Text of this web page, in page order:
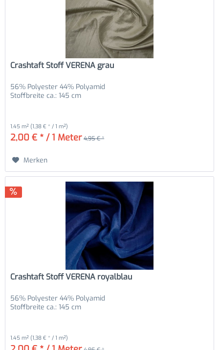
Crashtaft Stoff VERENA grau
56% Polyester 44% Polyamid
Stoffbreite ca.: 145 cm
1.45 m² (1,38 € * / 1 m²)
2,00 € * / 1 Meter 4,95 € *
Merken
Crashtaft Stoff VERENA royalblau
56% Polyester 44% Polyamid
Stoffbreite ca.: 145 cm
1.45 m² (1,38 € * / 1 m²)